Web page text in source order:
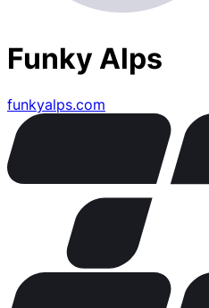
Funky Alps
funkyalps.com